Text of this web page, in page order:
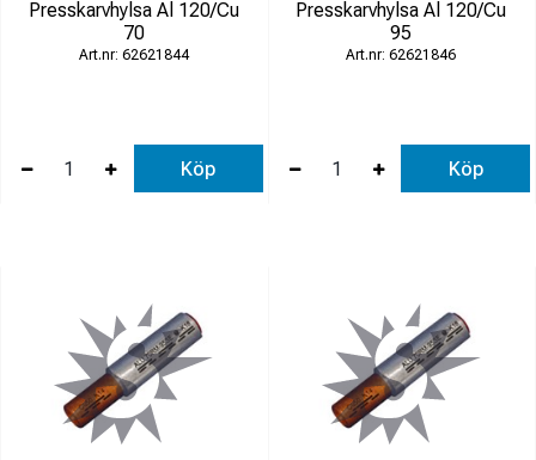
Presskarvhylsa Al 120/Cu
70
62621844
Köp
Presskarvhylsa Al 120/Cu
95
62621846
Köp